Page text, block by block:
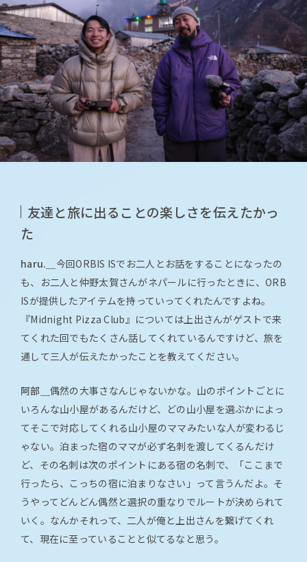
友達と旅に出ることの楽しさを伝えたかっ
た
haru.＿ 今回ORBIS ISでお二人とお話をすることになったの
も、お二人と仲野太賀さんがネパールに行ったときに、ORB
ISが提供したアイテムを持っていってくれたんですよね。
『Midnight Pizza Club』については上出さんがゲストで来
てくれた回でもたくさん話してくれているんですけど、旅を
通して三人が伝えたかったことを教えてください。
阿部＿ 偶然の大事さなんじゃないかな。山のポイントごとに
いろんな山小屋があるんだけど、どの山小屋を選ぶかによっ
てそこで対応してくれる山小屋のママみたいな人が変わるじ
ゃない。泊まった宿のママが必ず名刺を渡してくるんだけ
ど、その名刺は次のポイントにある宿の名刺で、「ここまで
行ったら、こっちの宿に泊まりなさい」って言うんだよ。そ
うやってどんどん偶然と選択の重なりでルートが決められて
いく。なんかそれって、二人が俺と上出さんを繋げてくれ
て、現在に至っていることと似てるなと思う。